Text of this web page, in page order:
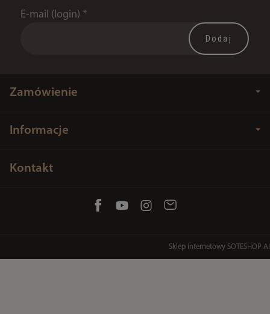
E-mail (login) *
Zamówienie
Informacje
Kontakt
Sklep internetowy SOTESHOP AI